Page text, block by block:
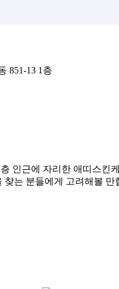
851-13 1층
인근에 자리한 애띠스
는 분들에게 고려해볼